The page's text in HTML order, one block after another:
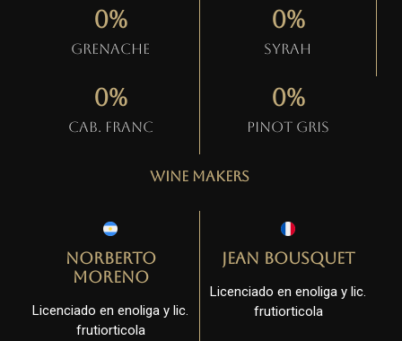
Grenache
0%
Syrah
0%
Cab. Franc
0%
Pinot gris
0%
Wine Makers
Norberto
Moreno
Licenciado en enoliga y lic.
frutiorticola
Jean Bousquet
Licenciado en enoliga y lic.
frutiorticola